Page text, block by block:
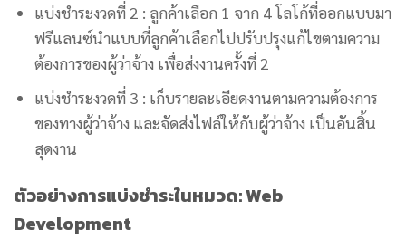
แบ่งชำระงวดที่ 2 : ลูกค้าเลือก 1 จาก 4 โลโก้ที่ออกแบบมา
ฟรีแลนซ์นำแบบที่ลูกค้าเลือกไปปรับปรุงแก้ไขตามความ
ต้องการของผู้ว่าจ้าง เพื่อส่งงานครั้งที่ 2
แบ่งชำระงวดที่ 3 : เก็บรายละเอียดงานตามความต้องการ
ของทางผู้ว่าจ้าง และจัดส่งไฟล์ให้กับผู้ว่าจ้าง เป็นอันสิ้น
สุดงาน
ตัวอย่างการแบ่งชำระในหมวด: Web
Development